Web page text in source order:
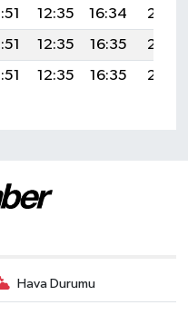
12:35 16:34
20:10
12:35 16:35
20:10
12:35 16:35 20:10
Hava Durumu